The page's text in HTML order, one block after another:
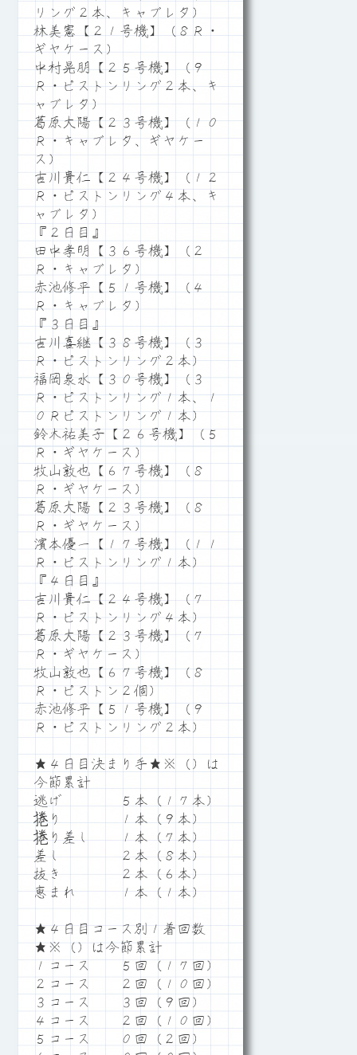
リング２本、キャブレタ）
林美憲【２１号機】（８Ｒ・
ギヤケース）
中村晃朋【２５号機】（９
Ｒ・ピストンリング２本、キ
ャブレタ）
葛原大陽【２３号機】（１０
Ｒ・キャブレタ、ギヤケー
ス）
吉川貴仁【２４号機】（１２
Ｒ・ピストンリング４本、キ
ャブレタ）
『２日目』
田中孝明【３６号機】（２
Ｒ・キャブレタ）
赤池修平【５１号機】（４
Ｒ・キャブレタ）
『３日目』
吉川喜継【３８号機】（３
Ｒ・ピストンリング２本）
福岡泉水【３０号機】（３
Ｒ・ピストンリング１本、１
０Ｒピストンリング１本）
鈴木祐美子【２６号機】（５
Ｒ・ギヤケース）
牧山敦也【６７号機】（８
Ｒ・ギヤケース）
葛原大陽【２３号機】（８
Ｒ・ギヤケース）
濱本優一【１７号機】（１１
Ｒ・ピストンリング１本）
『４日目』
吉川貴仁【２４号機】（７
Ｒ・ピストンリング４本）
葛原大陽【２３号機】（７
Ｒ・ギヤケース）
牧山敦也【６７号機】（８
Ｒ・ピストン２個）
赤池修平【５１号機】（９
Ｒ・ピストンリング２本）
★４日目決まり手★※（）は
今節累計
逃げ ５本（１７本）
捲り １本（９本）
捲り差し １本（７本）
差し ２本（８本）
抜き ２本（６本）
恵まれ １本（１本）
★４日目コース別１着回数
★※（）は今節累計
１コース ５回（１７回）
２コース ２回（１０回）
３コース ３回（９回）
４コース ２回（１０回）
５コース ０回（２回）